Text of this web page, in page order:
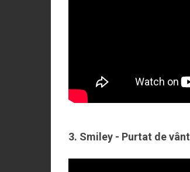
3. Smiley - Purtat de vânt